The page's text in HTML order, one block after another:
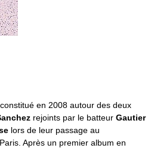
constitué en 2008 autour des deux
rejoints par le batteur Gautier
lors de leur passage au
Après un premier album en